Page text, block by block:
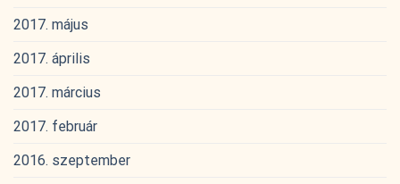
2017. május
2017. április
2017. március
2017. február
2016. szeptember